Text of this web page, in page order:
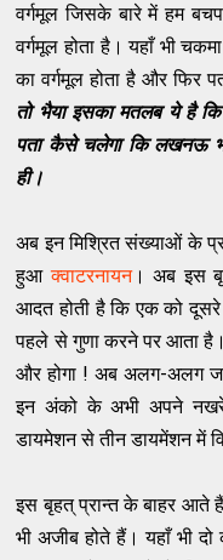
वर्गमूल जिसके बारे में हम
वर्गमूल होता है। यहाँ भी
का वर्गमूल होता है और फिर
तो भैया इसका मतलब ये है
पता कैसे चलेगा कि लखनऊ
ही।
अब इन मिश्रित संख्याओं के
हुआक्वाटरनायन। अब इस
आदत होती है कि एक को दूसरे
पहले से गुणा करने पर आता
और होगा ! अब अलग-अलग
इन अंको के अभी अपने
डायमेशन से तीन डायमेंशन में
इस बृहत् प्रान्त के बाहर आते
भी अजीब होते हैं। यहाँ भी